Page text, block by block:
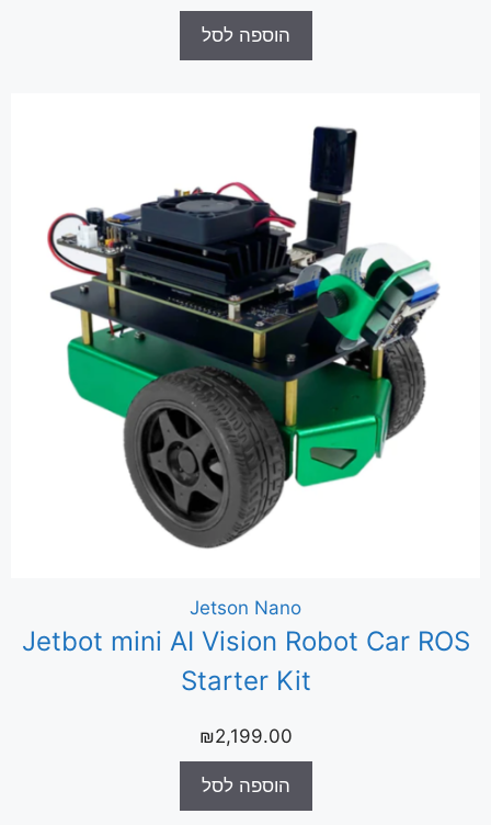
הוספה לסל
Jetson Nano
Jetbot mini AI Vision Robot Car ROS
Starter Kit
₪2,199.00
הוספה לסל